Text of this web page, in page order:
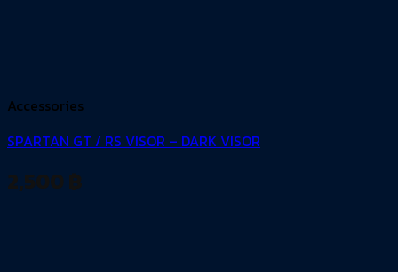
Accessories
SPARTAN GT / RS VISOR – DARK VISOR
2,500 ฿